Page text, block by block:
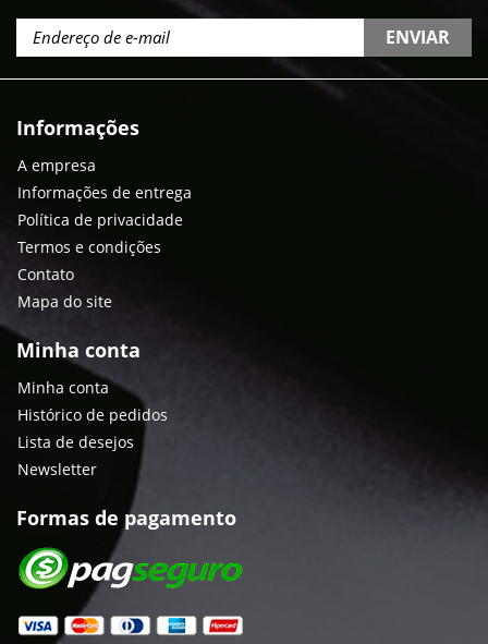
ENVIAR
Informações
A empresa
Informações de entrega
Política de privacidade
Termos e condições
Contato
Mapa do site
Minha conta
Minha conta
Histórico de pedidos
Lista de desejos
Newsletter
Formas de pagamento